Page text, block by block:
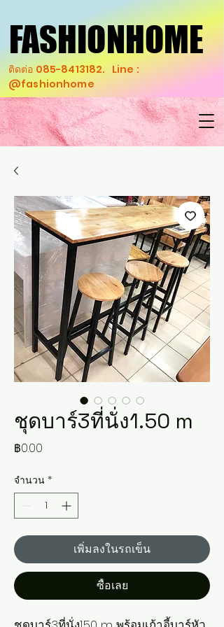
FASHIONHOME
FASHIONHOME
ติดต่อ 085-8413182. Line :
@fashionhome
ชุดบาร์3ที่นั่ง​1.50 m
฿0.00
จำนวน *
เพิ่มลงในรถเข็น
ซื้อเลย